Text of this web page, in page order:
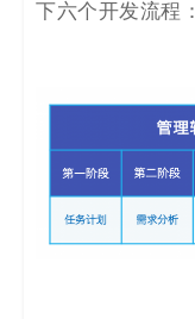
下六个开发流程：